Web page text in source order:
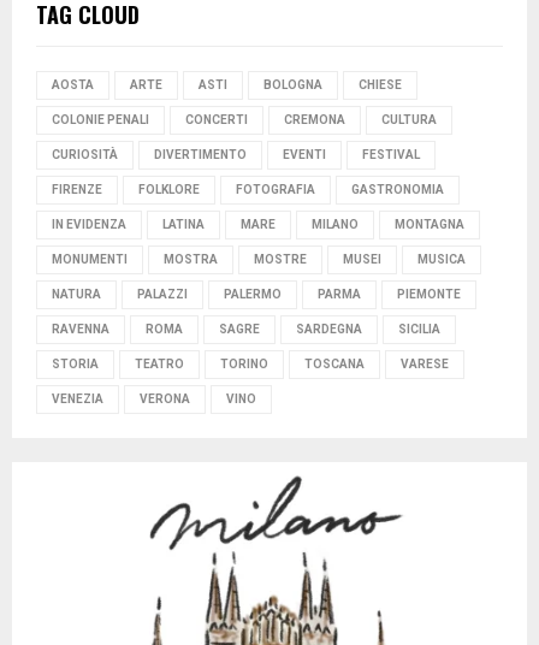
TAG CLOUD
AOSTA ARTE ASTI BOLOGNA CHIESE
COLONIE PENALI CONCERTI CREMONA CULTURA
CURIOSITÀ DIVERTIMENTO EVENTI FESTIVAL
FIRENZE FOLKLORE FOTOGRAFIA GASTRONOMIA
IN EVIDENZA LATINA MARE MILANO MONTAGNA
MONUMENTI MOSTRA MOSTRE MUSEI MUSICA
NATURA PALAZZI PALERMO PARMA PIEMONTE
RAVENNA ROMA SAGRE SARDEGNA SICILIA
STORIA TEATRO TORINO TOSCANA VARESE
VENEZIA VERONA VINO